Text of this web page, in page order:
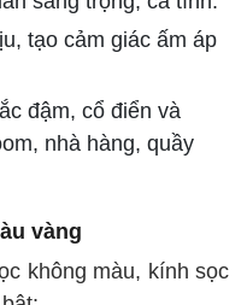
tạo cảm giác ấm áp
đậm, cổ điển và
nhà hàng, quầy
vàng
không màu, kính sọc